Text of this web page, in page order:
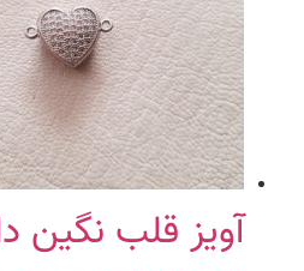
آویز قلب نگین